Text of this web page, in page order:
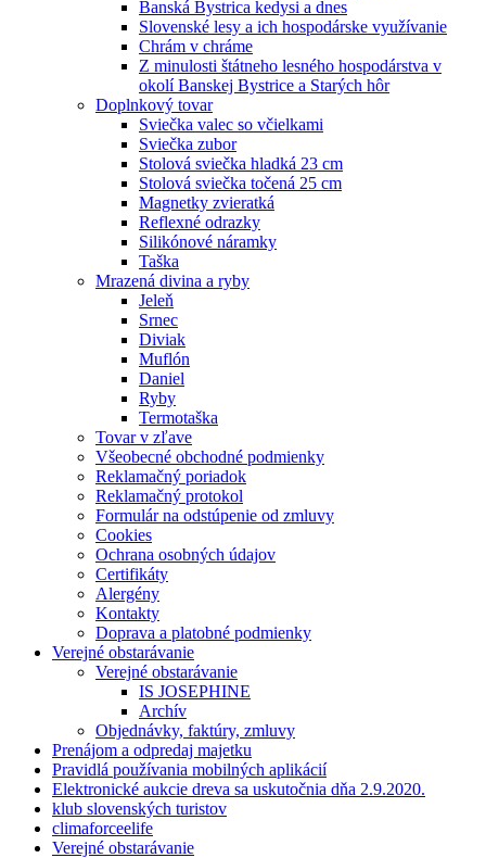
Banská Bystrica kedysi a dnes
Slovenské lesy a ich hospodárske využívanie
Chrám v chráme
Z minulosti štátneho lesného hospodárstva v
okolí Banskej Bystrice a Starých hôr
Doplnkový tovar
Sviečka valec so včielkami
Sviečka zubor
Stolová sviečka hladká 23 cm
Stolová sviečka točená 25 cm
Magnetky zvieratká
Reflexné odrazky
Silikónové náramky
Taška
Mrazená divina a ryby
Jeleň
Srnec
Diviak
Muflón
Daniel
Ryby
Termotaška
Tovar v zľave
Všeobecné obchodné podmienky
Reklamačný poriadok
Reklamačný protokol
Formulár na odstúpenie od zmluvy
Cookies
Ochrana osobných údajov
Certifikáty
Alergény
Kontakty
Doprava a platobné podmienky
Verejné obstarávanie
Verejné obstarávanie
IS JOSEPHINE
Archív
Objednávky, faktúry, zmluvy
Prenájom a odpredaj majetku
Pravidlá používania mobilných aplikácií
Elektronické aukcie dreva sa uskutočnia dňa 2.9.2020.
klub slovenských turistov
climaforceelife
Verejné obstarávanie